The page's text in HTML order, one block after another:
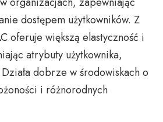
dostępem użytkowników. Z
oferuje większą elastyczność i
atrybuty użytkownika,
dobrze w środowiskach o
i różnorodnych